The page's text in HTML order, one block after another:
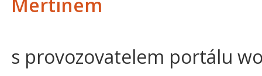
s provozovatelem portálu